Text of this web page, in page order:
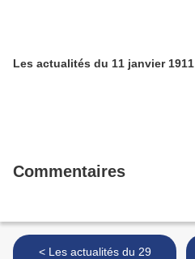
Les actualités du 11 janvier 1911
Commentaires
< Les actualités du 29